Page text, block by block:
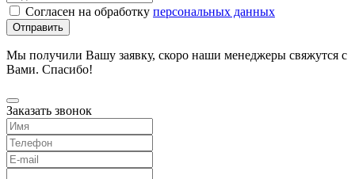
Согласен на обработку персональных данных
Отправить
Мы получили Вашу заявку, скоро наши менеджеры свяжутся с
Вами. Спасибо!
Заказать звонок